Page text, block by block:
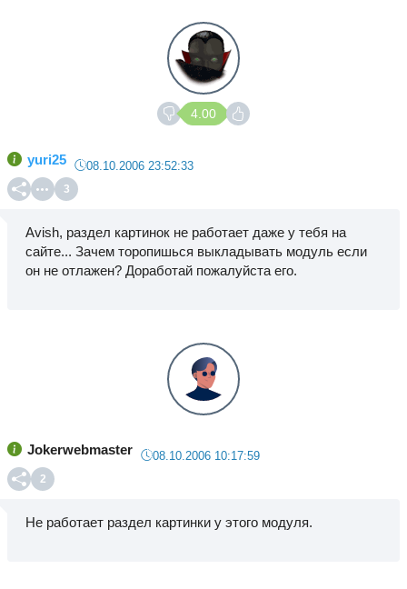
4.00
yuri25 08.10.2006 23:52:33
3
Avish, раздел картинок не работает даже у тебя на
сайте... Зачем торопишься выкладывать модуль если
он не отлажен? Доработай пожалуйста его.
Jokerwebmaster 08.10.2006 10:17:59
2
Не работает раздел картинки у этого модуля.